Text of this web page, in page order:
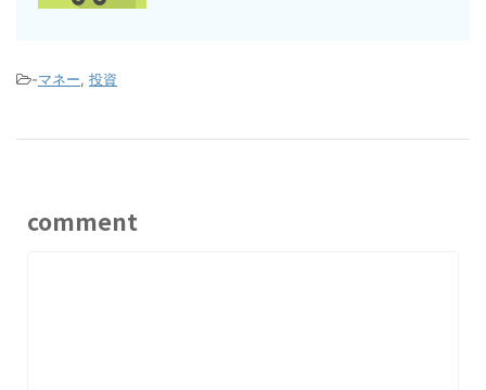
-マネー, 投資
comment